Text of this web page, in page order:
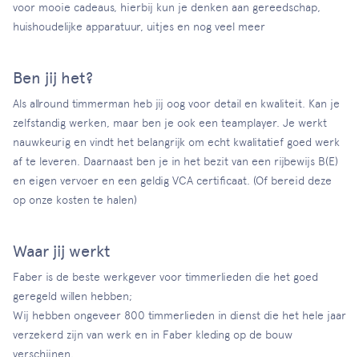
voor mooie cadeaus, hierbij kun je denken aan gereedschap,
huishoudelijke apparatuur, uitjes en nog veel meer
Ben jij het?
Als allround timmerman heb jij oog voor detail en kwaliteit. Kan je
zelfstandig werken, maar ben je ook een teamplayer. Je werkt
nauwkeurig en vindt het belangrijk om echt kwalitatief goed werk
af te leveren. Daarnaast ben je in het bezit van een rijbewijs B(E)
en eigen vervoer en een geldig VCA certificaat. (Of bereid deze
op onze kosten te halen)
Waar jij werkt
Faber is de beste werkgever voor timmerlieden die het goed
geregeld willen hebben;
Wij hebben ongeveer 800 timmerlieden in dienst die het hele jaar
verzekerd zijn van werk en in Faber kleding op de bouw
verschijnen.